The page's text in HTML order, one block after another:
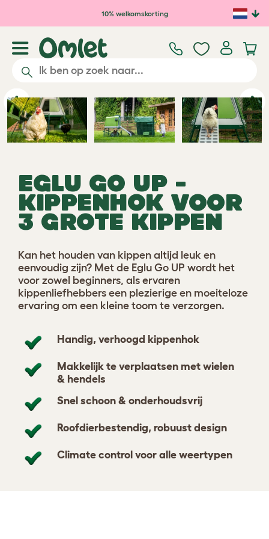
Ga naar de hoofdinhoud
10% welkomskorting
Previous
EGLU GO UP -
KIPPENHOK VOOR
3 GROTE KIPPEN
Kan het houden van kippen altijd leuk en
eenvoudig zijn? Met de Eglu Go UP wordt het
voor zowel beginners, als ervaren
kippenliefhebbers een plezierige en moeiteloze
ervaring om een kleine toom te verzorgen.
Handig, verhoogd kippenhok
Makkelijk te verplaatsen met wielen
& hendels
Snel schoon & onderhoudsvrij
Roofdierbestendig, robuust design
Climate control voor alle weertypen